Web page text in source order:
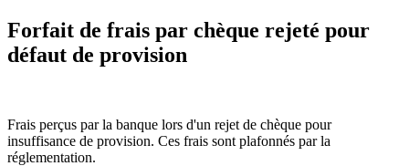
Forfait de frais par chèque rejeté pour
défaut de provision
Frais perçus par la banque lors d'un rejet de chèque pour
insuffisance de provision. Ces frais sont plafonnés par la
réglementation.